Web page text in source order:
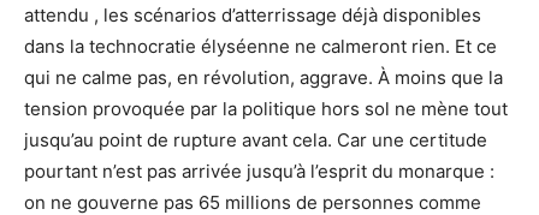
attendu , les scénarios d’atterrissage déjà disponibles
dans la technocratie élyséenne ne calmeront rien. Et ce
qui ne calme pas, en révolution, aggrave. À moins que la
tension provoquée par la politique hors sol ne mène tout
jusqu’au point de rupture avant cela. Car une certitude
pourtant n’est pas arrivée jusqu’à l’esprit du monarque :
on ne gouverne pas 65 millions de personnes comme